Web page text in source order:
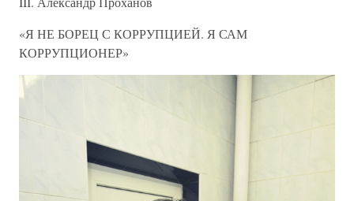
«Я НЕ БОРЕЦ С КОРРУПЦИЕЙ. Я САМ
КОРРУПЦИОНЕР»